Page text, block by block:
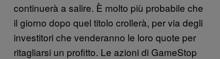
continuerà a salire. È molto più probabile che
il giorno dopo quel titolo crollerà, per via degli
investitori che venderanno le loro quote per
ritagliarsi un profitto. Le azioni di GameStop